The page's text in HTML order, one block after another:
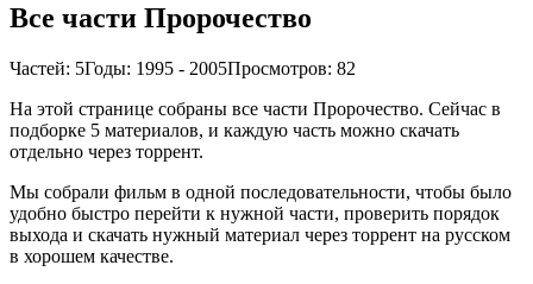
Все части Пророчество
Частей: 5Годы: 1995 - 2005Просмотров: 82
На этой странице собраны все части Пророчество. Сейчас в
подборке 5 материалов, и каждую часть можно скачать
отдельно через торрент.
Мы собрали фильм в одной последовательности, чтобы было
удобно быстро перейти к нужной части, проверить порядок
выхода и скачать нужный материал через торрент на русском
в хорошем качестве.